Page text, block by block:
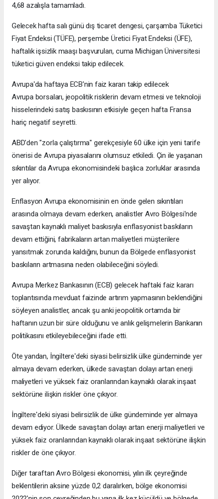
4,68 azalışla tamamladı.
Gelecek hafta salı günü dış ticaret dengesi, çarşamba Tüketici
Fiyat Endeksi (TÜFE), perşembe Üretici Fiyat Endeksi (ÜFE),
haftalık işsizlik maaşı başvuruları, cuma Michigan Üniversitesi
tüketici güven endeksi takip edilecek.
Avrupa'da haftaya ECB'nin faiz kararı takip edilecek
Avrupa borsaları, jeopolitik risklerin devam etmesi ve teknoloji
hisselerindeki satış baskısının etkisiyle geçen hafta Fransa
hariç negatif seyretti.
ABD'den "zorla çalıştırma" gerekçesiyle 60 ülke için yeni tarife
önerisi de Avrupa piyasalarını olumsuz etkiledi. Çin ile yaşanan
sıkıntılar da Avrupa ekonomisindeki başlıca zorluklar arasında
yer alıyor.
Enflasyon Avrupa ekonomisinin en önde gelen sıkıntıları
arasında olmaya devam ederken, analistler Avro Bölgesi'nde
savaştan kaynaklı maliyet baskısıyla enflasyonist baskıların
devam ettiğini, fabrikaların artan maliyetleri müşterilere
yansıtmak zorunda kaldığını, bunun da Bölgede enflasyonist
baskıların artmasına neden olabileceğini söyledi.
Avrupa Merkez Bankasının (ECB) gelecek haftaki faiz kararı
toplantısında mevduat faizinde artırım yapmasının beklendiğini
söyleyen analistler, ancak şu anki jeopolitik ortamda bir
haftanın uzun bir süre olduğunu ve anlık gelişmelerin Bankanın
politikasını etkileyebileceğini ifade etti.
Öte yandan, İngiltere'deki siyasi belirsizlik ülke gündeminde yer
almaya devam ederken, ülkede savaştan dolayı artan enerji
maliyetleri ve yüksek faiz oranlarından kaynaklı olarak inşaat
sektörüne ilişkin riskler öne çıkıyor.
İngiltere'deki siyasi belirsizlik de ülke gündeminde yer almaya
devam ediyor. Ülkede savaştan dolayı artan enerji maliyetleri ve
yüksek faiz oranlarından kaynaklı olarak inşaat sektörüne ilişkin
riskler de öne çıkıyor.
Diğer taraftan Avro Bölgesi ekonomisi, yılın ilk çeyreğinde
beklentilerin aksine yüzde 0,2 daralırken, bölge ekonomisi